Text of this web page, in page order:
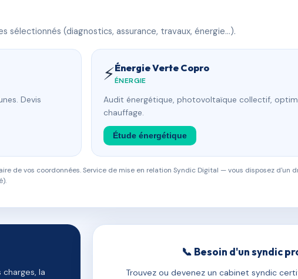
sélectionnés (diagnostics, assurance, travaux, énergie…).
Devis
⚡Énergie Verte Copro
ÉNERGIE
Audit énergétique, photovoltaïque collectif,
chauffage.
Étude énergétique
de vos coordonnées. Service de mise en relation Syndic Digital — vous disposez d'un
la
📞 Besoin d'un syndic
Trouvez ou devenez un cabinet syndic